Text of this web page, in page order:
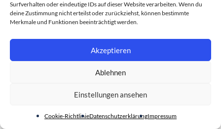
Surfverhalten oder eindeutige IDs auf dieser Website verarbeiten. Wenn du
deine Zustimmung nicht erteilst oder zurückziehst, können bestimmte
Merkmale und Funktionen beeinträchtigt werden.
Akzeptieren
Ablehnen
Einstellungen ansehen
Cookie-RichtlinieDatenschutzerklärungImpressum
Gastartikel 2026: Mehr Kunden durch gezielte
Sichtbarkeit
28. JULI 2026